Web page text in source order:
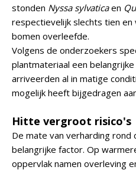
stonden Nyssa sylvaticaen
respectievelijk slechts tien
bomen overleefde.
Volgens de onderzoekers
plantmateriaal een
arriveerden al in matige
mogelijk heeft bijgedragen
Hitte vergroot risico's
De mate van verharding rond
belangrijke factor. Op
oppervlak namen overleving